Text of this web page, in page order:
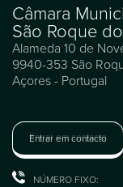
Câmara
São Roque
Alameda 10 de
9940-353 São
Açores - Portugal
Entrar em contacto
NÚMERO FIXO: